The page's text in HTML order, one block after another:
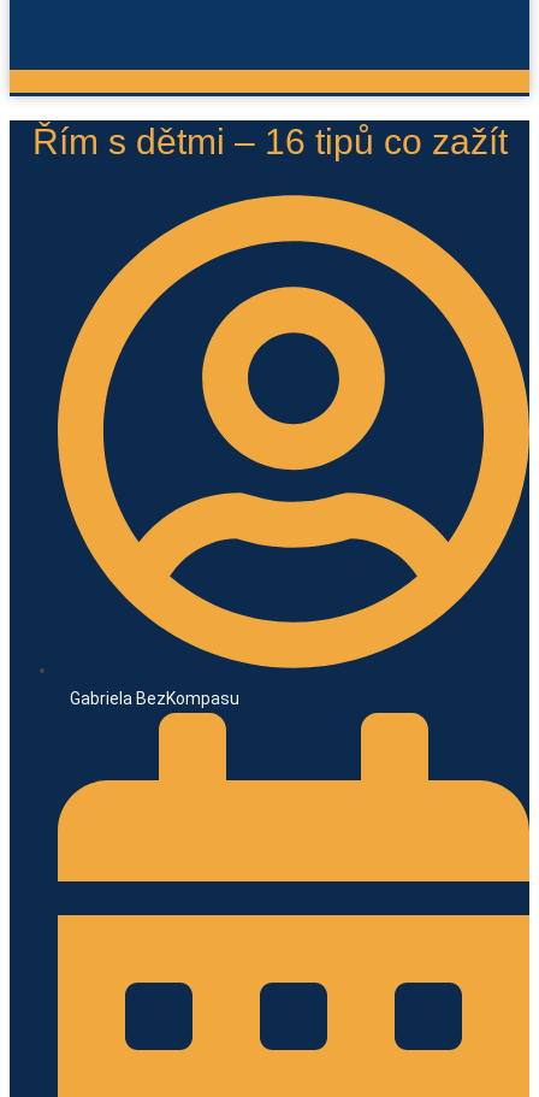
Řím s dětmi – 16 tipů co zažít
Gabriela BezKompasu